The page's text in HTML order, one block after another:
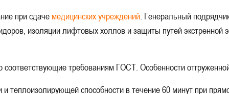
двери
двери с МДФ-панелями
учреждений
при сдаче медицинских учреждений . Генеральный
изоляции лифтовых холлов и защиты путей
требованиям ГОСТ. Особенности
и теплоизолирующей способности в течение 60 минут при